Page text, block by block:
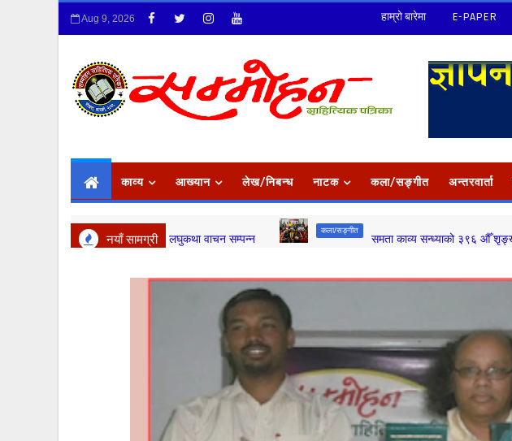
Aug 9, 2026 हाम्रो बारेमा E-PAPER
काव्य आख्यान लेख/निबन्ध नाटक कला/सङ्‍गीत अन्तरवार्ता
नयाँ सामग्री
८७ औँ लघुकथा वाचन सम्पन्न
कला/सङ्गीत
समता काव्य सन्ध्याको ३९६ औँ शृङ्खला सम्पन्न